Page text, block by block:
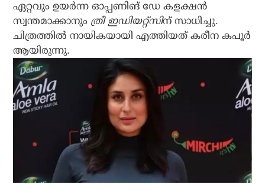
ഏറ്റവും ഉയര്‍ന്ന ഓപ്പണിങ് ഡേ കളക്ഷന്‍
സ്വന്തമാക്കാനും ത്രീ ഇഡിയറ്റ്സിന് സാധിച്ചു.
ചിത്രത്തില്‍ നായികയായി എത്തിയത് കരീന കപൂര്‍
ആയിരുന്നു.